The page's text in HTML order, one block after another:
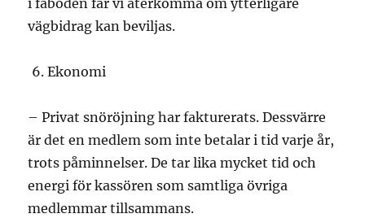
i fäboden får vi återkomma om ytterligare
vägbidrag kan beviljas.
Ekonomi
– Privat snöröjning har fakturerats. Dessvärre
är det en medlem som inte betalar i tid varje år,
trots påminnelser. De tar lika mycket tid och
energi för kassören som samtliga övriga
medlemmar tillsammans.